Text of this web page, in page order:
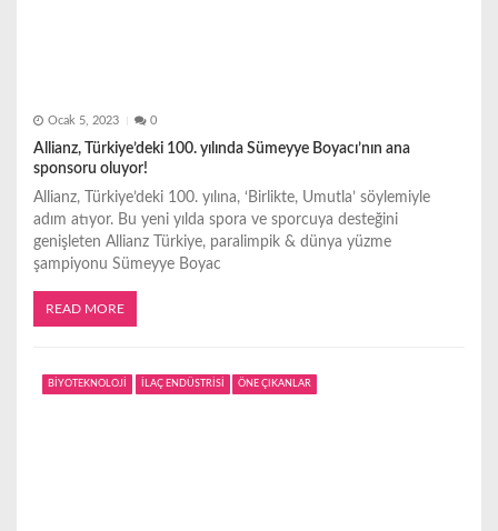
Ocak 5, 2023 0
Allianz, Türkiye’deki 100. yılında Sümeyye Boyacı’nın ana
sponsoru oluyor!
Allianz, Türkiye’deki 100. yılına, ‘Birlikte, Umutla’ söylemiyle
adım atıyor. Bu yeni yılda spora ve sporcuya desteğini
genişleten Allianz Türkiye, paralimpik & dünya yüzme
şampiyonu Sümeyye Boyac
READ MORE
BİYOTEKNOLOJİ İLAÇ ENDÜSTRİSİ ÖNE ÇIKANLAR